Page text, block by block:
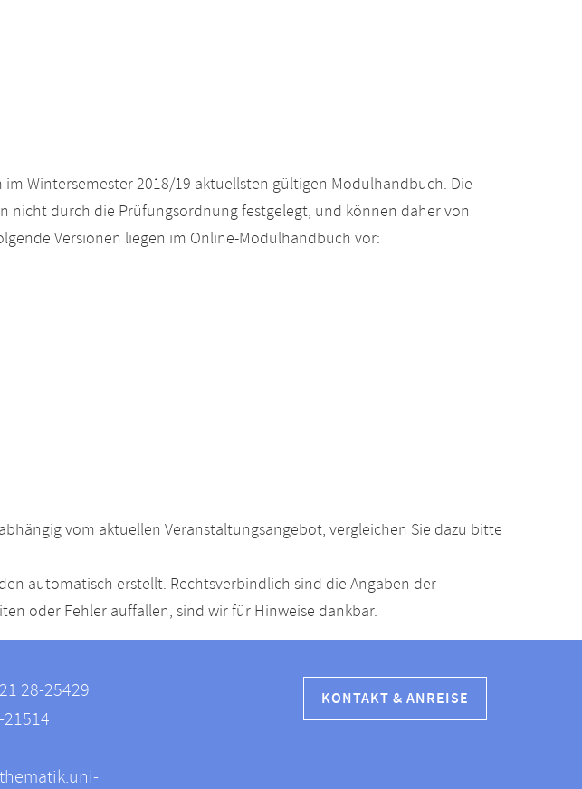
Wintersemester 2018/19 aktuellsten gültigen Modulhandbuch. Die
nicht durch die Prüfungsordnung festgelegt, und können daher von
Versionen liegen im Online-Modulhandbuch vor:
vom aktuellen Veranstaltungsangebot, vergleichen Sie dazu bitte
automatisch erstellt. Rechtsverbindlich sind die Angaben der
oder Fehler auffallen, sind wir für Hinweise dankbar.
28-25429
KONTAKT & ANREISE